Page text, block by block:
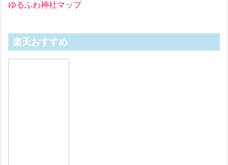
ゆるふわ神社マップ
楽天おすすめ